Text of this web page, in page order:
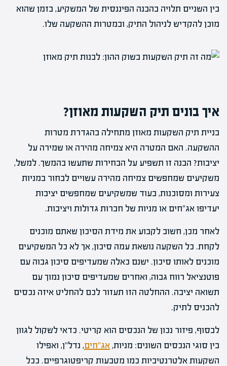
בין השניים תלויה בהבנה הפיננסית של המשקיע, בזמן שהוא
מוכן להקדיש לניהול התיק, ובמטרות ההשקעה שלו.
איך בונים תיק השקעות מאוזן?
בניית תיק השקעות מאוזן מתחילה בהגדרת מטרות
ההשקעה. האם המטרה היא צמיחה מהירה או שמירה על
יציבות? הבנה זו תשפיע על הבחירות שתעשו בהמשך. למשל,
משקיעים שמחפשים צמיחה מהירה עשויים לבחור במניות
צעירות ומסוכנות, בעוד שמשקיעים שמחפשים יציבות
יעדיפו אג"חים או מניות של חברות גדולות ויציבות.
לאחר מכן, חשוב לקבוע את מידת הסיכון שאתם מוכנים
לקחת. כל השקעה נושאת עמה סיכון, אך לא כל המשקיעים
מוכנים לאותו סיכון. ישנם כאלה שמעדיפים סיכון גבוה עם
פוטנציאל רווח גבוה, ואחרים שמעדיפים סיכון נמוך עם
תשואה יציבה. ההחלטה הזו תעזור לכם להחליט איזה נכסים
להכניס לתיק.
לבסוף, פיזור נכון של הנכסים הוא קריטי. כדאי לשקול לגוון
בין סוגי הנכסים השונים: מניות,אג"חים, נדל"ן, ואפילו
השקעות אלטרנטיביות כמו מטבעות קריפטוגרפיים. ככל